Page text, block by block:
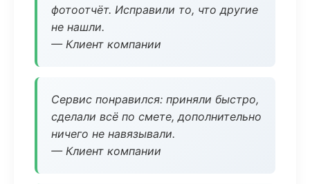
фотоотчёт. Исправили то, что другие
не нашли.
— Клиент компании
Сервис понравился: приняли быстро,
сделали всё по смете, дополнительно
ничего не навязывали.
— Клиент компании